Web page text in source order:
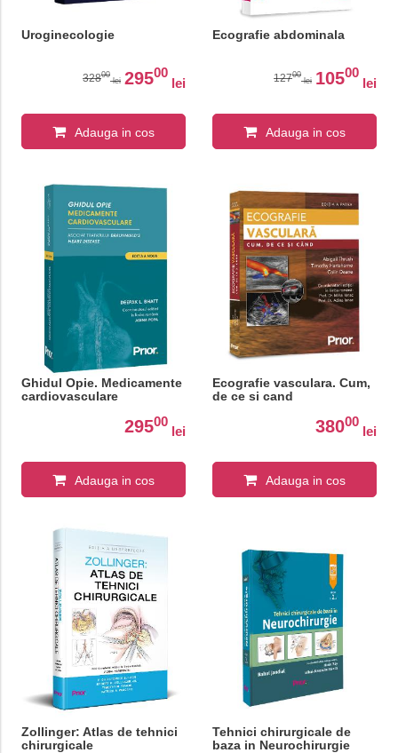
Uroginecologie
32800
lei 29500
lei
Adauga in cos
Ecografie abdominala
12700
lei 10500
lei
Adauga in cos
Ghidul Opie. Medicamente
cardiovasculare
29500
lei
Adauga in cos
Ecografie vasculara. Cum,
de ce si cand
38000
lei
Adauga in cos
Zollinger: Atlas de tehnici
chirurgicale
Tehnici chirurgicale de
baza in Neurochirurgie